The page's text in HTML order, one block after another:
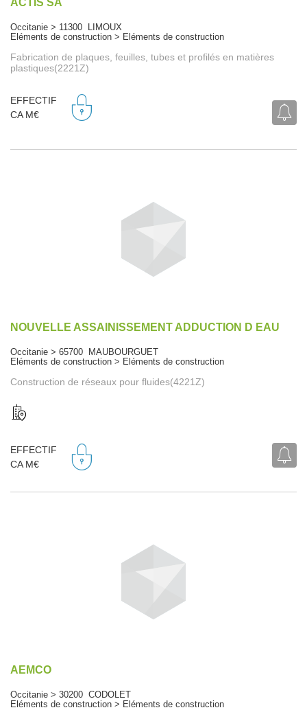
Occitanie > 11300 LIMOUX
Eléments de construction > Eléments de construction
Fabrication de plaques, feuilles, tubes et profilés en matières
plastiques(2221Z)
EFFECTIF
CA M€
NOUVELLE ASSAINISSEMENT ADDUCTION D EAU
Occitanie > 65700 MAUBOURGUET
Eléments de construction > Eléments de construction
Construction de réseaux pour fluides(4221Z)
EFFECTIF
CA M€
AEMCO
Occitanie > 30200 CODOLET
Eléments de construction > Eléments de construction